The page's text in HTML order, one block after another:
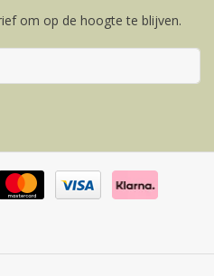
om op de hoogte te blijven.